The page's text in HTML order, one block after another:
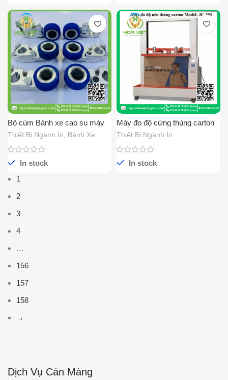
Bộ cùm Bánh xe cao su máy
cán màng 60x32x25
Thiết Bị Ngành In Bánh Xe
In stock
Máy đo độ cứng thùng carton
Thiết Bị Ngành In
In stock
1
2
3
4
…
156
157
158
→
Dịch Vụ Cán Màng